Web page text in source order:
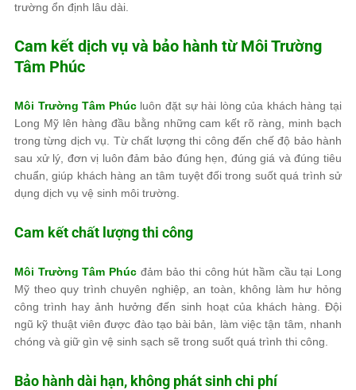
trường ổn định lâu dài.
Cam kết dịch vụ và bảo hành từ Môi Trường
Tâm Phúc
Môi Trường Tâm Phúcluôn đặt sự hài lòng của khách hàng tại
Long Mỹ lên hàng đầu bằng những cam kết rõ ràng, minh bạch
trong từng dịch vụ. Từ chất lượng thi công đến chế độ bảo hành
sau xử lý, đơn vị luôn đảm bảo đúng hẹn, đúng giá và đúng tiêu
chuẩn, giúp khách hàng an tâm tuyệt đối trong suốt quá trình sử
dụng dịch vụ vệ sinh môi trường.
Cam kết chất lượng thi công
Môi Trường Tâm Phúc đảm bảo thi công hút hầm cầu tại Long
Mỹ theo quy trình chuyên nghiệp, an toàn, không làm hư hỏng
công trình hay ảnh hưởng đến sinh hoạt của khách hàng. Đội
ngũ kỹ thuật viên được đào tạo bài bản, làm việc tận tâm, nhanh
chóng và giữ gìn vệ sinh sạch sẽ trong suốt quá trình thi công.
Bảo hành dài hạn, không phát sinh chi phí